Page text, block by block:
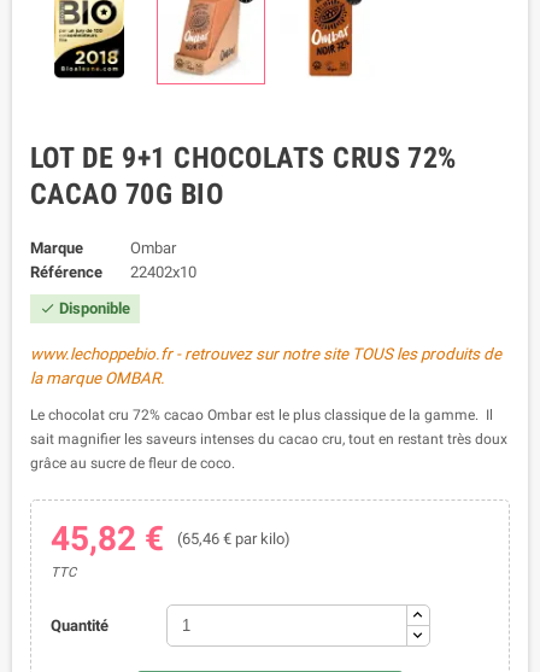
LOT DE 9+1 CHOCOLATS CRUS 72%
CACAO 70G BIO
Marque
Ombar
Référence
22402x10
 Disponible
www.lechoppebio.fr - retrouvez sur notre site TOUS les produits de
la marque OMBAR.
Le chocolat cru 72% cacao Ombar est le plus classique de la gamme. Il
sait magnifier les saveurs intenses du cacao cru, tout en restant très doux
grâce au sucre de fleur de coco.
45,82 € (65,46 € par kilo)
TTC
Quantité